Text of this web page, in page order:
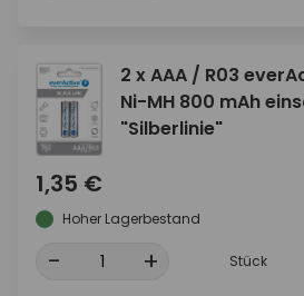
2 x AAA / R03
Ni-MH 800 mAh
"Silberlinie"
1,35 €
Hoher Lagerbestand
- + Stück